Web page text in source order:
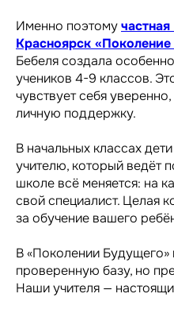
Именно поэтому
Красноярск
Бебеля создала
учеников 4-9 классов.
чувствует себя
личную поддержку.
В начальных классах
учителю, который ведёт
школе всё меняется: на
свой специалист. Целая
за обучение вашего
В «Поколении
проверенную базу, но
Наши учителя —